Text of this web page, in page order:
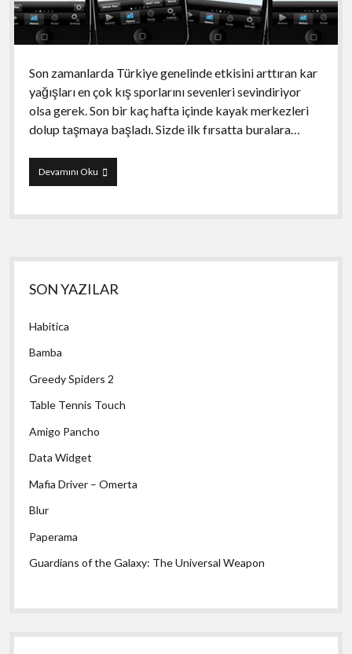
Son zamanlarda Türkiye genelinde etkisini arttıran kar
yağışları en çok kış sporlarını sevenleri sevindiriyor
olsa gerek. Son bir kaç hafta içinde kayak merkezleri
dolup taşmaya başladı. Sizde ilk fırsatta buralara…
Devamını Okuruntastic
Wintersports
Yan
Menü
SON YAZILAR
Habitica
Bamba
Greedy Spiders 2
Table Tennis Touch
Amigo Pancho
Data Widget
Mafia Driver – Omerta
Blur
Paperama
Guardians of the Galaxy: The Universal Weapon